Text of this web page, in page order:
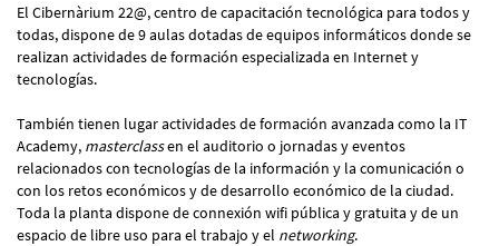
El Cibernàrium 22@, centro de capacitación tecnológica para todos y
todas, dispone de 9 aulas dotadas de equipos informáticos donde se
realizan actividades de formación especializada en Internet y
tecnologías.
También tienen lugar actividades de formación avanzada como la IT
Academy, masterclassen el auditorio o jornadas y eventos
relacionados con tecnologías de la información y la comunicación o
con los retos económicos y de desarrollo económico de la ciudad.
Toda la planta dispone de connexión wifi pública y gratuita y de un
espacio de libre uso para el trabajo y el networking.